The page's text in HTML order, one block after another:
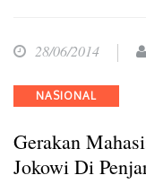
28/06/2014
Categories
NASIONAL
Gerakan
Jokowi Di